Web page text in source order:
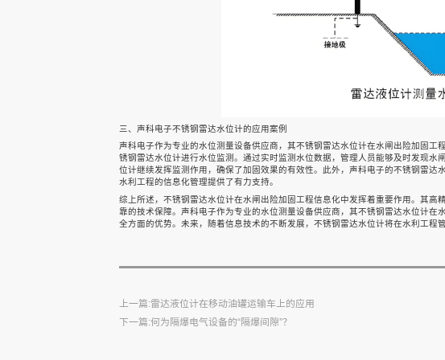
三、声科电子不锈钢雷达水位计的应用案例
声科电子作为专业的水位测量设备供应商，其不锈钢雷达水位计在水闸出险加固
锈钢雷达水位计进行水位监测。通过实时监测水位数据，管理人员能够及时发现
位计继续发挥监测作用，确保了加固效果的有效性。此外，声科电子的不锈钢雷
水利工程的信息化管理提供了有力支持。
综上所述，不锈钢雷达水位计在水闸出险加固工程信息化中发挥着重要作用。其
靠的技术保障。声科电子作为专业的水位测量设备供应商，其不锈钢雷达水位计
全方面的优势。未来，随着信息技术的不断发展，不锈钢雷达水位计将在水利工程
上一篇:雷达液位计在移动油罐运输车上的应用
下一篇:何为隔爆电气设备的“隔爆间隙”？